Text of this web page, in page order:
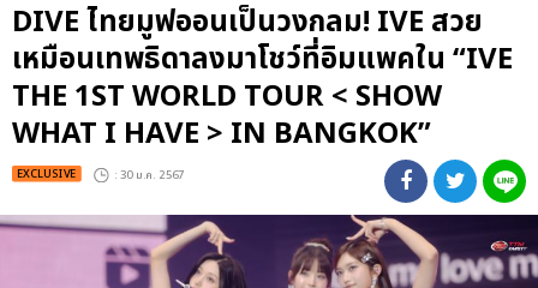
DIVE ไทยมูฟออนเป็นวงกลม! IVE สวย
เหมือนเทพธิดาลงมาโชว์ที่อิมแพคใน “IVE
THE 1ST WORLD TOUR < SHOW
WHAT I HAVE > IN BANGKOK”
EXCLUSIVE : 30 ม.ค. 2567